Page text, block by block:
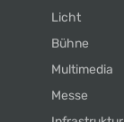
Licht
Bühne
Multimedia
Messe